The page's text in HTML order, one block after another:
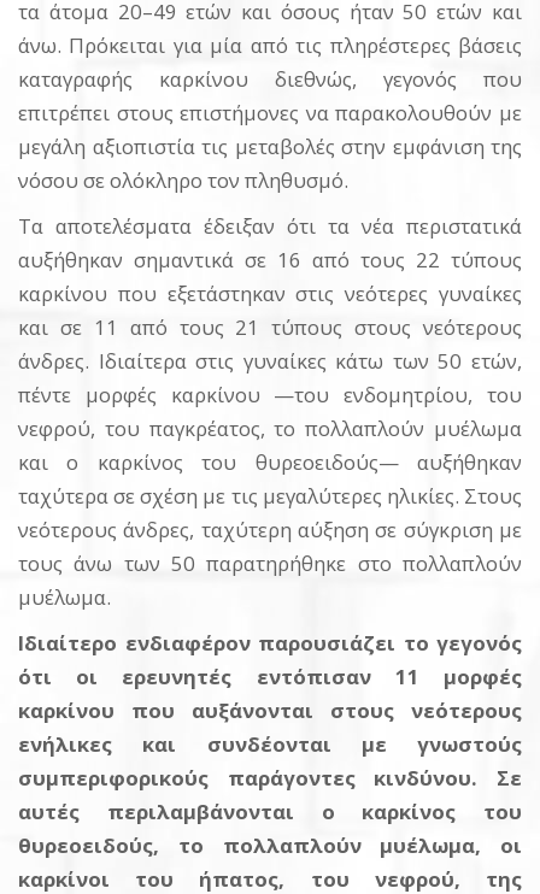
τα άτομα 20–49 ετών και όσους ήταν 50 ετών και
άνω. Πρόκειται για μία από τις πληρέστερες βάσεις
καταγραφής καρκίνου διεθνώς, γεγονός που
επιτρέπει στους επιστήμονες να παρακολουθούν με
μεγάλη αξιοπιστία τις μεταβολές στην εμφάνιση της
νόσου σε ολόκληρο τον πληθυσμό.
Τα αποτελέσματα έδειξαν ότι τα νέα περιστατικά
αυξήθηκαν σημαντικά σε 16 από τους 22 τύπους
καρκίνου που εξετάστηκαν στις νεότερες γυναίκες
και σε 11 από τους 21 τύπους στους νεότερους
άνδρες. Ιδιαίτερα στις γυναίκες κάτω των 50 ετών,
πέντε μορφές καρκίνου —του ενδομητρίου, του
νεφρού, του παγκρέατος, το πολλαπλούν μυέλωμα
και ο καρκίνος του θυρεοειδούς— αυξήθηκαν
ταχύτερα σε σχέση με τις μεγαλύτερες ηλικίες. Στους
νεότερους άνδρες, ταχύτερη αύξηση σε σύγκριση με
τους άνω των 50 παρατηρήθηκε στο πολλαπλούν
μυέλωμα.
Ιδιαίτερο ενδιαφέρον παρουσιάζει το γεγονός
ότι οι ερευνητές εντόπισαν 11 μορφές
καρκίνου που αυξάνονται στους νεότερους
ενήλικες και συνδέονται με γνωστούς
συμπεριφορικούς παράγοντες κινδύνου. Σε
αυτές περιλαμβάνονται ο καρκίνος του
θυρεοειδούς, το πολλαπλούν μυέλωμα, οι
καρκίνοι του ήπατος, του νεφρού, της